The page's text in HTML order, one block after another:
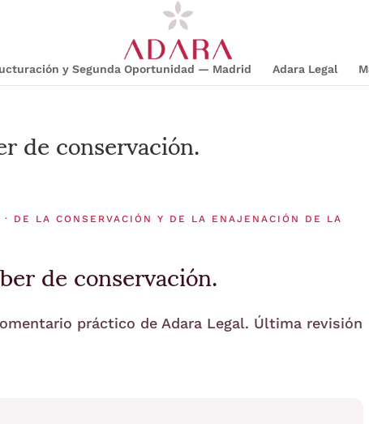
y Segunda Oportunidad — Madrid Adara Legal
de conservación.
DE LA CONSERVACIÓN Y DE LA ENAJENACIÓN DE LA
de conservación.
práctico de Adara Legal. Última revisión